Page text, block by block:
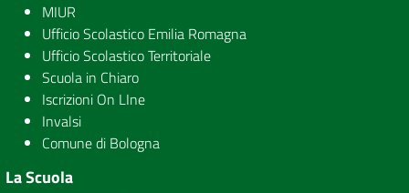
MIUR
Ufficio Scolastico Emilia Romagna
Ufficio Scolastico Territoriale
Scuola in Chiaro
Iscrizioni On LIne
Invalsi
Comune di Bologna
La Scuola